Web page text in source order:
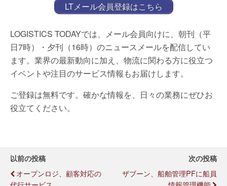
LTメール会員登録はこちら
LOGISTICS TODAYでは、メール会員向けに、朝刊（平
日7時）・夕刊（16時）のニュースメールを配信してい
ます。業界の最新動向に加え、物流に関わる方に役立つ
イベントや注目のサービス情報もお届けします。
ご登録は無料です。確かな情報を、日々の業務にぜひお
役立てください。
以前の投稿
オープンロジ、顧客対応の
次の投稿
ザブーン、船舶管理PFに船員